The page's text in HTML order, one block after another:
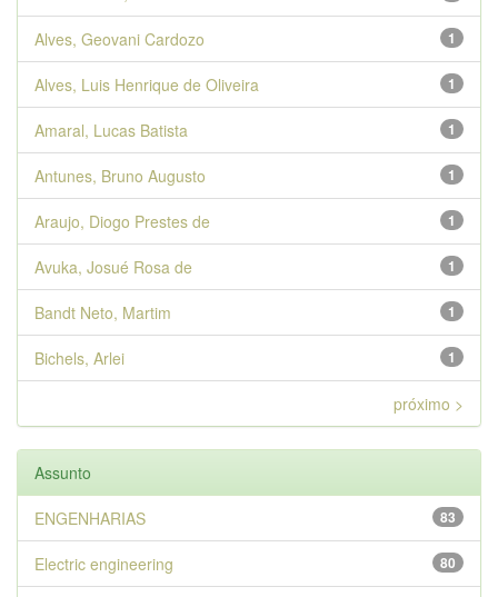
1
Alves, Geovani Cardozo
1
Alves, Luis Henrique de Oliveira
1
Amaral, Lucas Batista
1
Antunes, Bruno Augusto
1
Araujo, Diogo Prestes de
1
Avuka, Josué Rosa de
1
Bandt Neto, Martim
1
Bichels, Arlei
próximo >
Assunto
83
ENGENHARIAS
80
Electric engineering